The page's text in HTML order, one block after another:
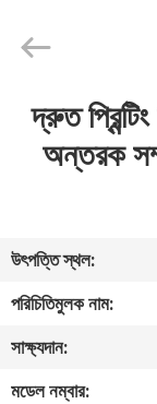
বাড়ি
ভিডিও
সম্পর্কে
দ্রুত
অন্তরক
উৎপত্তি স্থল:
পরিচিতিমুলক নাম:
সাক্ষ্যদান:
মডেল নম্বার: